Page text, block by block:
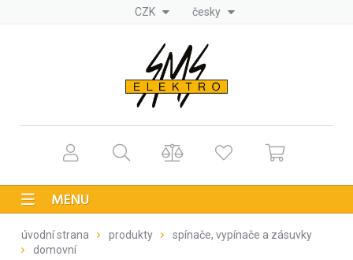
CZK česky
MENU
úvodní strana produkty
spínače, vypínače a zásuvky
domovní